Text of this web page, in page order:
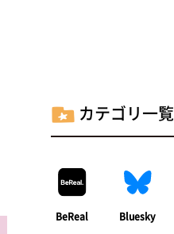
カテゴリ一覧
BeReal Bluesky